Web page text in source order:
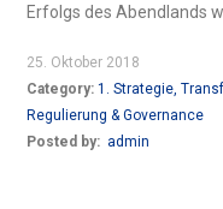
Erfolgs des Abendlands
25. Oktober 2018
Category:1. Strategie,
Regulierung & Governance
Posted by: admin